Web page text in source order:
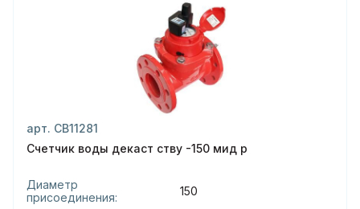
арт. СВ11281
Счетчик воды декаст ству -150 мид р
Диаметр
присоединения:
150